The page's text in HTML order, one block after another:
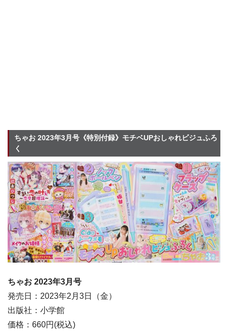
ちゃお 2023年3月号《特別付録》モチベUPおしゃれビジュふろ
く
ちゃお 2023年3月 号
発売日：2023年2月3日（金）
出版社：小学館
価格：660円(税込)